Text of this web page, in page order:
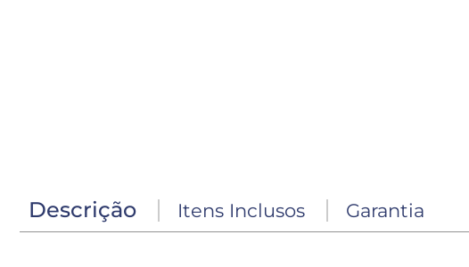
Descrição Itens Inclusos Garantia